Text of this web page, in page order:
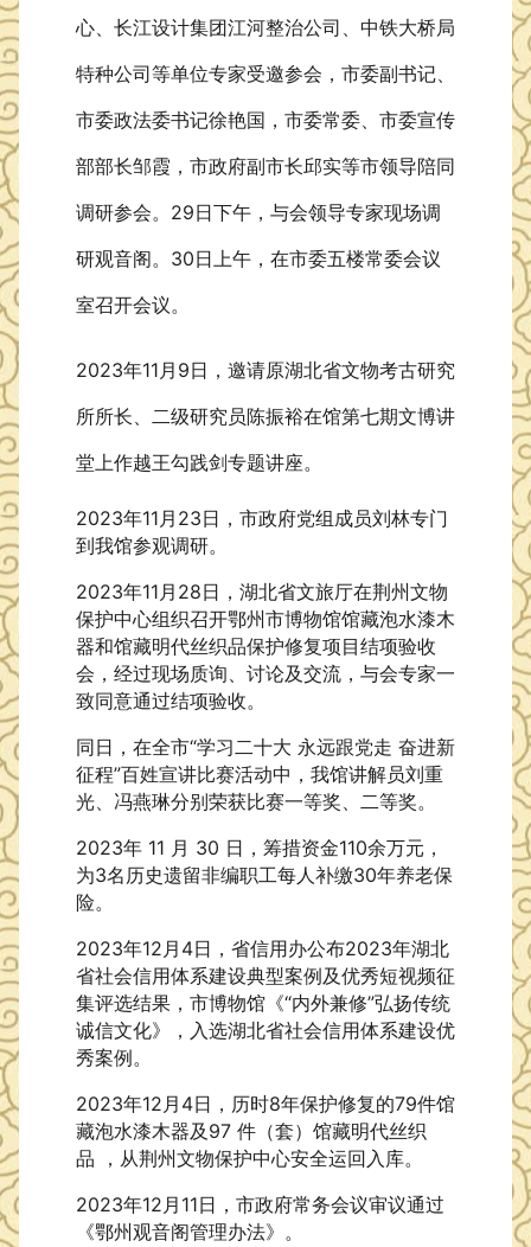
心、长江设计集团江河整治公司、中铁大桥局
特种公司等单位专家受邀参会，市委副书记、
市委政法委书记徐艳国，市委常委、市委宣传
部部长邹霞，市政府副市长邱实等市领导陪同
调研参会。29日下午，与会领导专家现场调
研观音阁。30日上午，在市委五楼常委会议
室召开会议。
2023年11月9日，邀请原湖北省文物考古研究
所所长
二级研究员陈振裕在馆第七期文博讲
堂上作越王勾践剑专题讲座。
2023年11月23日，市政府党组成员刘林专门
到我馆参观调研。
2023年11月28日，湖北省文旅厅在荆州文物
保护中心组织召开鄂州市博物馆馆藏泡水漆木
器和馆藏明代丝织品保护修复项目结项验收
会， 经过现场质询、讨论及交流，与会专家一
致同意通过结项验收。
同日，在全市“学习二十大 永远跟党走 奋进新
征程”百姓宣讲比赛活动中，我馆讲解员刘重
光、冯燕琳分别荣获比赛一等奖、二等奖。
2023年 11 月 30 日，筹措资金110余万元，
为3名历史遗留非编职工每人补缴30年养老保
险。
2023年12月4日，省信用办公布2023年湖北
省社会信用体系建设典型案例及优秀短视频征
集评选结果，市博物馆《“内外兼修”弘扬传统
诚信文化》，入选湖北省社会信用体系建设优
秀案例。
2023年12月4日，历时8年保护修复的79件馆
藏泡水漆木器及97 件（套）馆藏明代丝织
品 ， 从荆州文物保护中心安全运回入库。
2023年12月11日，市政府常务会议审议通过
《鄂州观音阁管理办法》。